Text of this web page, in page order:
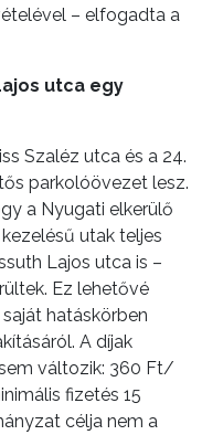
– elfogadta a
utca egy
Szaléz utca és a 24.
parkolóövezet lesz.
a Nyugati elkerülő
utak teljes
Lajos utca is –
Ez lehetővé
hatáskörben
A díjak
változik: 360 Ft/
fizetés 15
célja nem a